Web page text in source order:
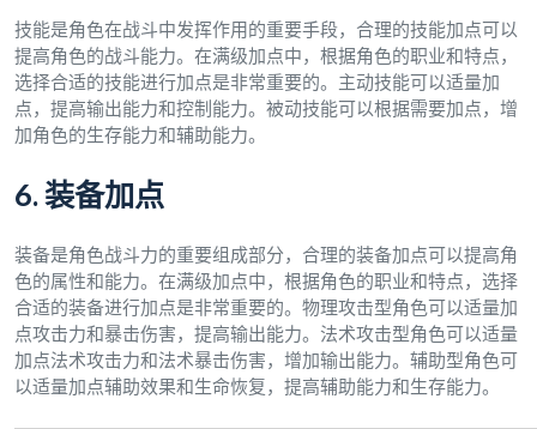
技能是角色在战斗中发挥作用的重要手段，合理的技能加点可以
提高角色的战斗能力。在满级加点中，根据角色的职业和特点，
选择合适的技能进行加点是非常重要的。主动技能可以适量加
点，提高输出能力和控制能力。被动技能可以根据需要加点，增
加角色的生存能力和辅助能力。
6. 装备加点
装备是角色战斗力的重要组成部分，合理的装备加点可以提高角
色的属性和能力。在满级加点中，根据角色的职业和特点，选择
合适的装备进行加点是非常重要的。物理攻击型角色可以适量加
点攻击力和暴击伤害，提高输出能力。法术攻击型角色可以适量
加点法术攻击力和法术暴击伤害，增加输出能力。辅助型角色可
以适量加点辅助效果和生命恢复，提高辅助能力和生存能力。